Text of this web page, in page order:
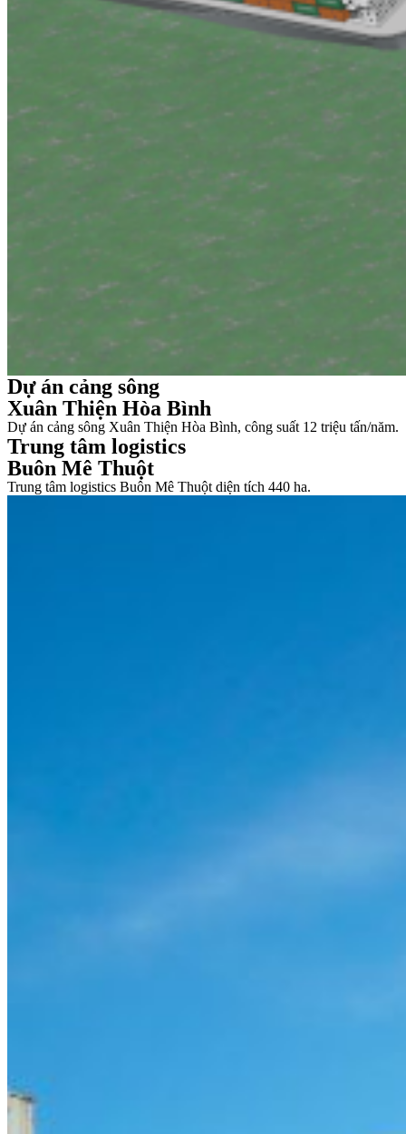
Dự án cảng sông
Xuân Thiện Hòa Bình
Dự án cảng sông Xuân Thiện Hòa Bình, công suất 12 triệu tấn/năm.
Trung tâm logistics
Buôn Mê Thuột
Trung tâm logistics Buôn Mê Thuột diện tích 440 ha.